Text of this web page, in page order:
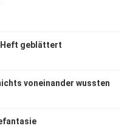
Heft geblättert
voneinander wussten